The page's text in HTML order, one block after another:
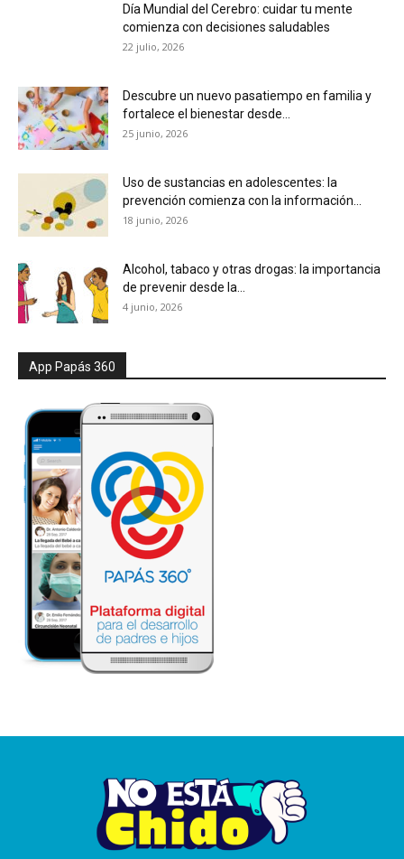
Día Mundial del Cerebro: cuidar tu mente
comienza con decisiones saludables
22 julio, 2026
Descubre un nuevo pasatiempo en familia y
fortalece el bienestar desde...
25 junio, 2026
Uso de sustancias en adolescentes: la
prevención comienza con la información...
18 junio, 2026
Alcohol, tabaco y otras drogas: la importancia
de prevenir desde la...
4 junio, 2026
App Papás 360